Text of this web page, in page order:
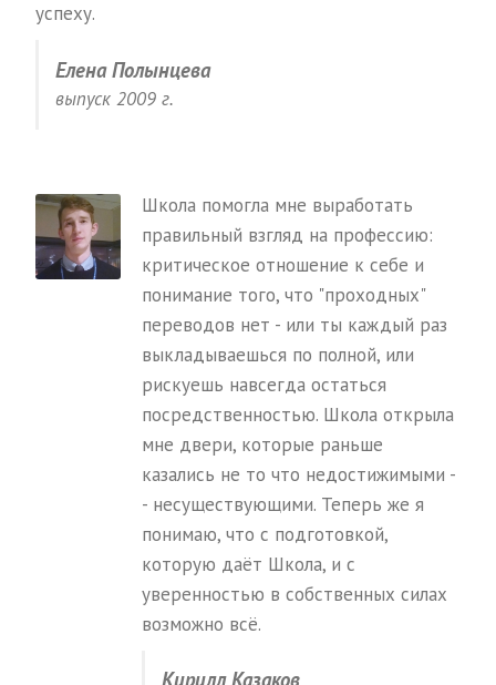
успеху.
Елена Полынцева
выпуск 2009 г.
Школа помогла мне выработать
правильный взгляд на профессию:
критическое отношение к себе и
понимание того, что "проходных"
переводов нет - или ты каждый раз
выкладываешься по полной, или
рискуешь навсегда остаться
посредственностью. Школа открыла
мне двери, которые раньше
казались не то что недостижимыми -
- несуществующими. Теперь же я
понимаю, что с подготовкой,
которую даёт Школа, и с
уверенностью в собственных силах
возможно всё.
Кирилл Казаков